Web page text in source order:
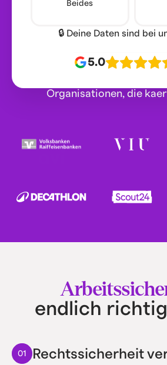
Beides
🔒 Deine Daten sind bei
5.0
Organisationen, die
endlich
01 Rechtssicherheit